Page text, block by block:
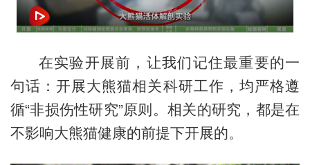
在实验开展前，让我们记住最重要的一
句话：开展大熊猫相关科研工作，均严格遵
循“非损伤性研究”原则。相关的研究，都是在
不影响大熊猫健康的前提下开展的。